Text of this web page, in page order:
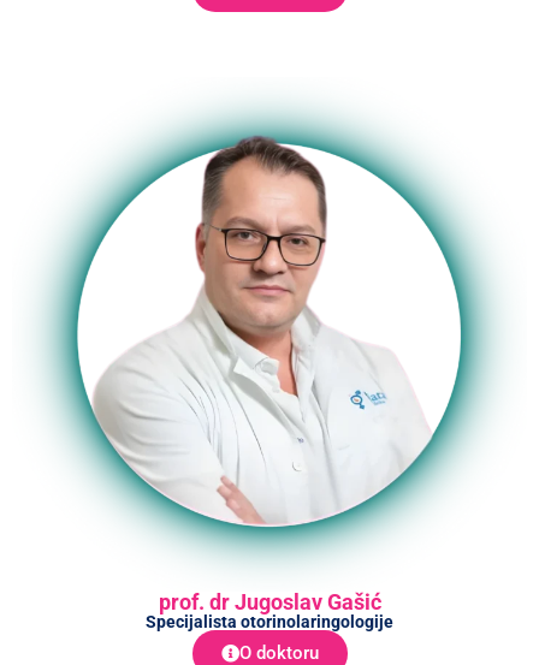
prof. dr Jugoslav Gašić
Specijalista otorinolaringologije
O doktoru